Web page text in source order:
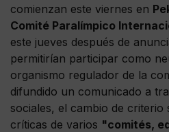
comienzan este viernes en
Comité Paralímpico
este jueves después de
permitirían participar como
organismo regulador de la
difundido un comunicado a
sociales, el cambio de
críticas de varios "comités,